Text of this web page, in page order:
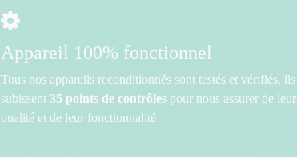
Appareil 100% fonctionnel
Tous nos appareils reconditionnés sont testés et vérifiés. ils
subissent 35 points de contrôles pour nous assurer de leur
qualité et de leur fonctionnalité